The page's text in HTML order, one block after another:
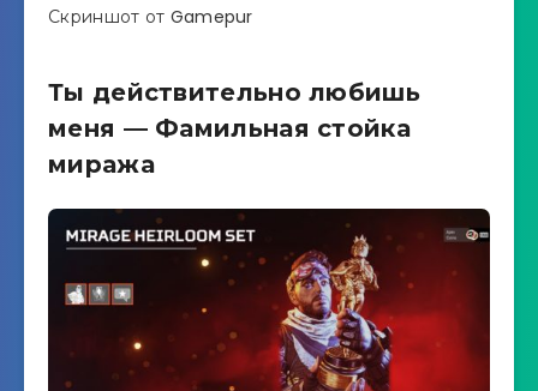
Скриншот от Gamepur
Ты действительно любишь
меня — Фамильная стойка
миража